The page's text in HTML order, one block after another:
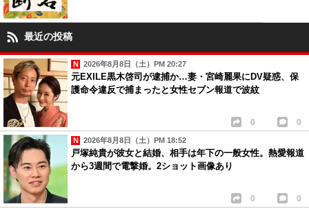
最近の投稿
2026年8月8日（土）PM 20:27
元EXILE黒木啓司が逮捕か…妻・宮崎麗果にDV疑惑、保
護命令違反で捕まったと女性セブン報道で波紋
0 0
2026年8月8日（土）PM 18:52
戸塚純貴が彼女と結婚、相手は年下の一般女性。熱愛報道
から3週間で電撃婚。2ショット画像あり
0 0